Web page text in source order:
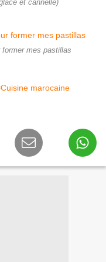
et cannelle)
mes pastillas
marocaine